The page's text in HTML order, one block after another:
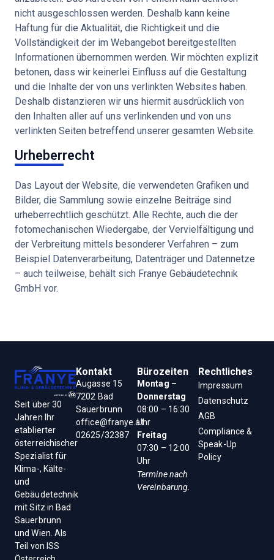
nicht ausgeschlossen werden. Deshalb kann keine
Haftung für die Aktualität, die Richtigkeit und die
Vollständigkeit der im Webangebot bereitgestellten
Informationen übernommen werden. Wir möchten explizit
betonen, dass wir keinerlei Einfluss auf die Gestaltung
und die Inhalte der von uns verlinkten Websites haben.
Deshalb distanzieren wir uns hiermit ausdrücklich von
den Inhalten aller auf uns verlinkenden und von uns
verlinkten Seiten betreffend unserer gesamten Website.
Urheberrecht
Das Layout der Website, die verwendeten Grafiken und
Bilder, die Sammlung sowie einzelne Beiträge sind
urheberrechtlich geschützt. Alle Rechte, auch die der
fotomechanischen Wiedergabe, der Vervielfältigung und
der Verbreitung mittels besonderer Verfahren – zum
Beispiel Datenverarbeitung, Datenträger und Datennetze
– auch teilweise, behält sich Franye Gebäudetechnik
GmbH vor.
Seit über 30
Jahren Ihr
etablierter
österreichischer
Spezialist für
Klima-, Kälte-
und
Gebäudetechnik
mit Sitz in Bad
Sauerbrunn
und Wien. Als
Teil von ISS
Kontakt
Augasse 15
7202 Bad
Sauerbrunn
office@franye.at
02625/32387
Bürozeiten
Montag –
Donnerstag
08:00 – 16:30
Uhr
Freitag
07:30 – 12:00
Uhr
Termine nach
Vereinbarung.
Rechtliches
Impressum
Datenschutz
AGB
Compliance &
Speak-Up
Policy